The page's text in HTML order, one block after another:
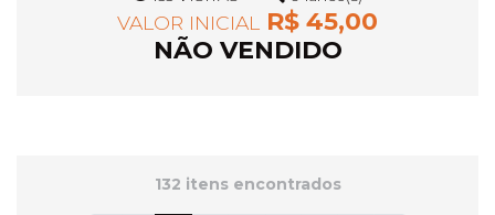
VALOR INICIAL
R$ 45,00
NÃO VENDIDO
132 itens encontrados